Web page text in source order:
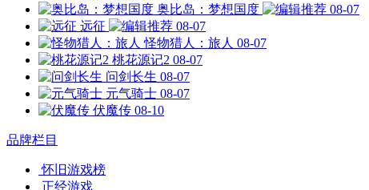
奥比岛：梦想国度
08-07
远征
08-07
怪物猎人：旅人 08-07
桃花源记2 08-07
问剑长生 08-07
元气骑士 08-07
伏魔传 08-10
品牌栏目
怀旧游戏榜
正经游戏